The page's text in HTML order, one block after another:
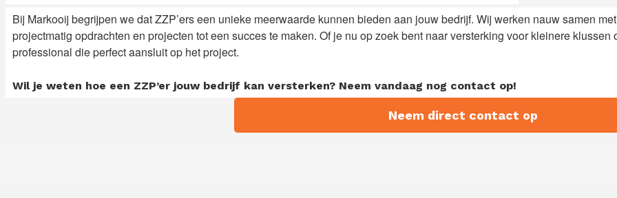
Bij Markooij begrijpen we dat ZZP’ers een unieke meerwaarde kunnen bieden aan jouw bedrijf. Wij werken nauw samen
projectmatig opdrachten en projecten tot een succes te maken. Of je nu op zoek bent naar versterking voor kleinere
professional die perfect aansluit op het project.
Wil je weten hoe een ZZP’er jouw bedrijf kan versterken? Neem vandaag nog contact op!
Neem direct contact op